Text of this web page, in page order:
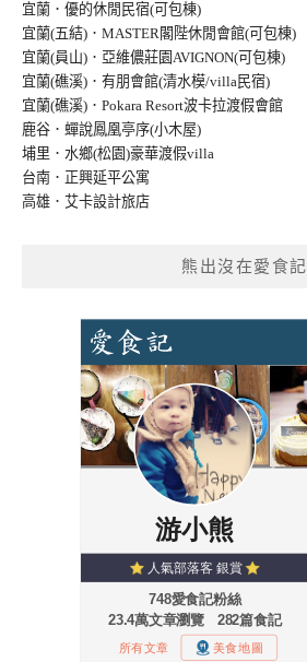
宜蘭．優的休閒民宿(可包棟)
宜蘭(五結)．MASTER閣陛休閒會館(可包棟)
宜蘭(員山)．亞維儂莊園AVIGNON(可包棟)
宜蘭(礁溪)．有朋會館(清水模/villa民宿)
宜蘭(礁溪)．Pokara Resort波卡拉渡假會館
鹿谷．蟬說鳳凰亭序(小木屋)
埔里．水鄉(松園)豪華渡假villa
台南．正興延平公寓
高雄．艾卡設計旅店
熊出沒在愛食記